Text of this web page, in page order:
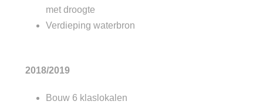
met droogte
Verdieping waterbron
2018/2019
Bouw 6 klaslokalen